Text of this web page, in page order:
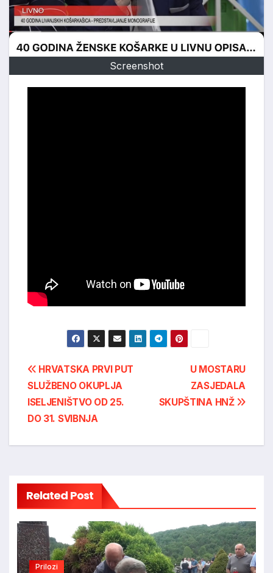
Screenshot
Post
navigation
U MOSTARU
ZASJEDALA
SKUPŠTINA HNŽ
HRVATSKA PRVI PUT
SLUŽBENO OKUPLJA
ISELJENIŠTVO OD 25.
DO 31. SVIBNJA
Related Post
Prilozi